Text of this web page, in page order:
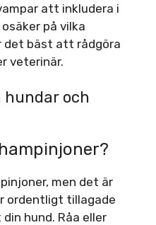
att inkludera i
på vilka
det bäst att rådgöra
veterinär.
hundar och
men det är
ordentligt tillagade
hund. Råa eller